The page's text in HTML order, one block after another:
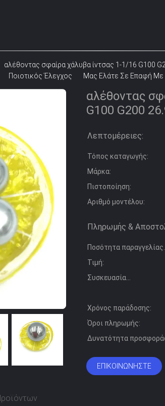
Ποιοτικός Έλεγχος Μας Ελάτε Σε Επαφή Με
αλέθοντας σφαίρα χάλυβα ίντσας 1-1/16 G100
αλέθοντας
G100 G200
Λεπτομέρειες:
Τόπος καταγωγής:
Μάρκα:
Πιστοποίηση:
Αριθμό μοντέλου:
Πληρωμής &
Ποσότητα παραγγελίας
min:
Τιμή:
Συσκευασία
Χρόνος παράδοσης:
Όροι πληρωμής:
Δυνατότητα
ΕΠΙΚΟΙΝΩΝΉΣΤΕ